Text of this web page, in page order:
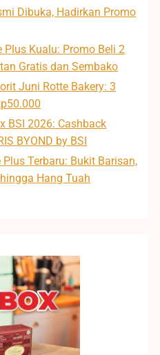
Dibuka, Hadirkan Promo
Plus Kualu: Promo Beli 2
Gratis dan Sembako
Juni Rotte Bakery: 3
BSI 2026: Cashback
BYOND by BSI
Terbaru: Bukit Barisan,
Hang Tuah